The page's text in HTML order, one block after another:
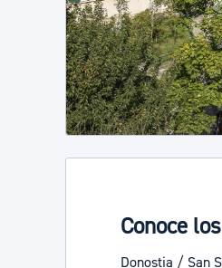
Conoce
Donostia / San